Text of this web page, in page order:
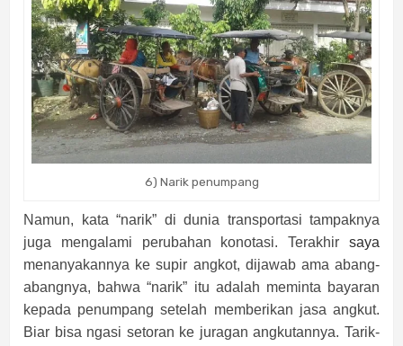
6) Narik penumpang
Namun, kata “narik” di dunia transportasi tampaknya
juga mengalami perubahan konotasi. Terakhir saya
menanyakannya ke supir angkot, dijawab ama abang-
abangnya, bahwa “narik” itu adalah meminta bayaran
kepada penumpang setelah memberikan jasa angkut.
Biar bisa ngasi setoran ke juragan angkutannya. Tarik-